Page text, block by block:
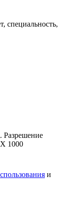
специальность,
Разрешение
1000
и